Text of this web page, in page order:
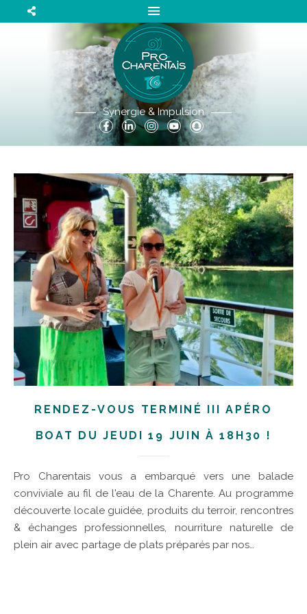
Synergie & Impulsion
RENDEZ-VOUS TERMINÉ III APÉRO
BOAT DU JEUDI 19 JUIN À 18H30 !
Pro Charentais vous a embarqué vers une balade
conviviale au fil de l'eau de la Charente. Au programme
découverte locale guidée, produits du terroir, rencontres
& échanges professionnelles, nourriture naturelle de
plein air avec partage de plats préparés par nos…